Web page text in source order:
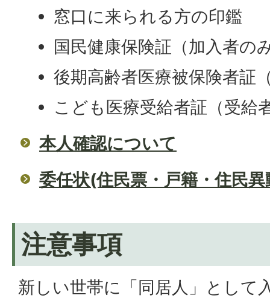
窓口に来られる方の印鑑
国民健康保険証（加入者の
後期高齢者医療被保険者証
こども医療受給者証（受給
本人確認について
委任状(住民票・戸籍・住民
注意事項
新しい世帯に「同居人」として